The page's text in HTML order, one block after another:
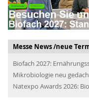
Messe News /neue
Biofach 2027:
Mikrobiologie neu
Natexpo Awards 2026: